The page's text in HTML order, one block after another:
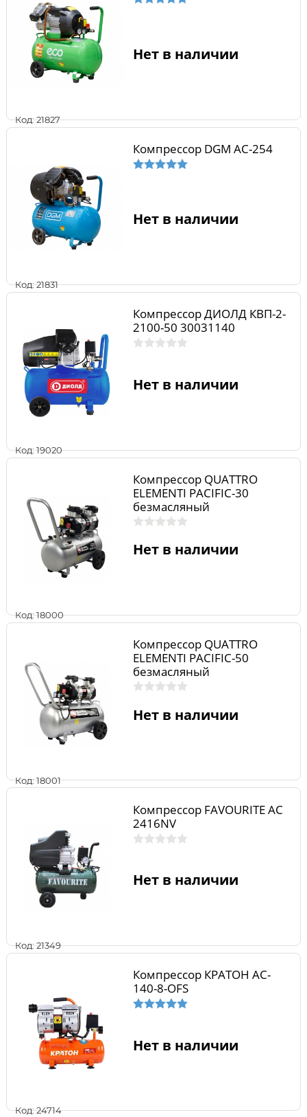
Код: 21827
Нет в наличии
Код: 21831
Компрессор DGM AC-254
Нет в наличии
Код: 19020
Компрессор ДИОЛД КВП-2-
2100-50 30031140
Нет в наличии
Код: 18000
Компрессор QUATTRO
ELEMENTI PACIFIC-30
безмасляный
Нет в наличии
Код: 18001
Компрессор QUATTRO
ELEMENTI PACIFIC-50
безмасляный
Нет в наличии
Код: 21349
Компрессор FAVOURITE AC
2416NV
Нет в наличии
Код: 24714
Компрессор КРАТОН AC-
140-8-OFS
Нет в наличии